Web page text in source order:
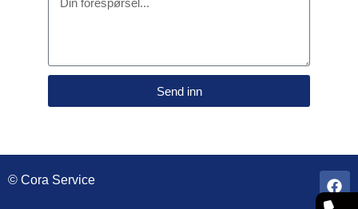
Send inn
© Cora Service